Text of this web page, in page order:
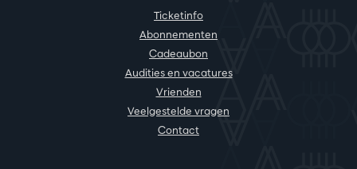
Ticketinfo
Abonnementen
Cadeaubon
Audities en vacatures
Vrienden
Veelgestelde vragen
Contact